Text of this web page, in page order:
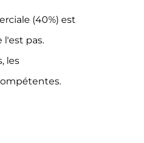
(40%) est
l'est pas.
les